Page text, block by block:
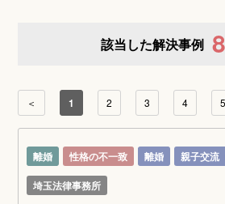
該当した解決事例
＜ 1 2 3 4 5
離婚 性格の不一致 離婚 親子交流
埼玉法律事務所